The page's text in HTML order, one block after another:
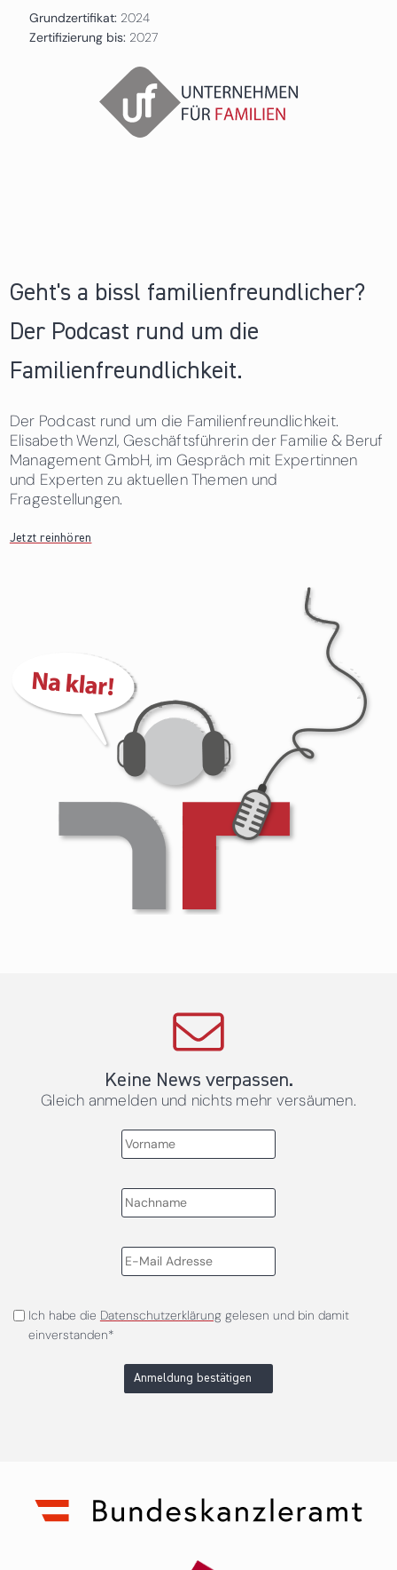
Grundzertifikat: 2024
Zertifizierung bis: 2027
Geht's a bissl familienfreundlicher?
Der Podcast rund um die
Familienfreundlichkeit.
Der Podcast rund um die Familienfreundlichkeit.
Elisabeth Wenzl, Geschäftsführerin der Familie & Beruf
Management GmbH, im Gespräch mit Expertinnen
und Experten zu aktuellen Themen und
Fragestellungen.
Jetzt reinhören
Keine News verpassen.
Gleich anmelden und nichts mehr versäumen.
Ich habe die Datenschutzerklärunggelesen und bin damit
einverstanden*
Anmeldung bestätigen